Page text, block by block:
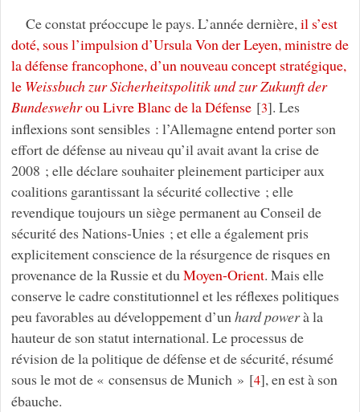
Ce constat préoccupe le pays. L’année dernière,il s’est
doté, sous l’impulsion d’Ursula Von der Leyen, ministre de
la défense francophone, d’un nouveau concept stratégique,
le Weissbuch zur Sicherheitspolitik und zur Zukunft der
Bundeswehrou Livre Blanc de la Défense[3]. Les
inflexions sont sensibles : l’Allemagne entend porter son
effort de défense au niveau qu’il avait avant la crise de
2008 ; elle déclare souhaiter pleinement participer aux
coalitions garantissant la sécurité collective ; elle
revendique toujours un siège permanent au Conseil de
sécurité des Nations-Unies ; et elle a également pris
explicitement conscience de la résurgence de risques en
provenance de la Russie et duMoyen-Orient. Mais elle
conserve le cadre constitutionnel et les réflexes politiques
peu favorables au développement d’unhard powerà la
hauteur de son statut international. Le processus de
révision de la politique de défense et de sécurité, résumé
sous le mot de « consensus de Munich » [4], en est à son
ébauche.